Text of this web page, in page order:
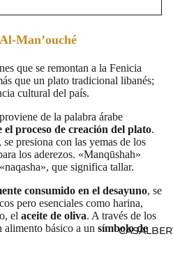
Man’ouché
que se remontan a la Fenicia
que un plato tradicional libanés;
cultural del país.
de la palabra árabe
el proceso de creación del plato.
presiona con las yemas de los
los aderezos. «Manqūshah»
que significa tallar.
consumido en el desayuno, se
pero esenciales como harina,
el aceite de oliva. A través de los
alimento básico a un símbolo de